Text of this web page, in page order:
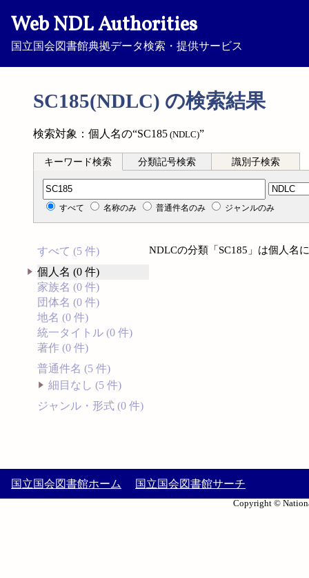
Web NDL Authorities
国立国会図書館典拠データ検索・提供サービス
SC185(NDLC) の検索結果
検索対象：個人名の“SC185 (NDLC)”
キーワード検索 分類記号検索 識別子検索
分類記号検索
すべて 名称のみ 普通件名のみ ジャンルのみ
すべて (5 件)
個人名 (0 件)
家族名 (0 件)
団体名 (0 件)
地名 (0 件)
統一タイトル (0 件)
著作 (0 件)
普通件名 (5 件)
細目なし (5 件)
ジャンル・形式 (0 件)
NDLCの分類「SC185」は個人名
国立国会図書館ホーム 国立国会図書館サーチ
Copyright ©